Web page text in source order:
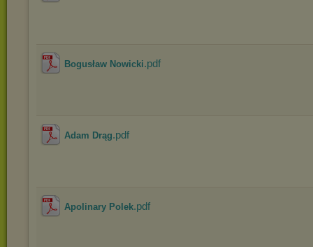
Bogusław Nowicki.pdf
Adam Drąg.pdf
Apolinary Polek.pdf